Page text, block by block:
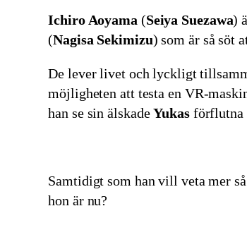
Ichiro Aoyama (Seiya Suezawa)
(Nagisa Sekimizu) som är så söt
De lever livet och lyckligt
möjligheten att testa en VR-
han se sin älskadeYukas förflutna
Samtidigt som han vill veta mer
hon är nu?